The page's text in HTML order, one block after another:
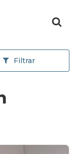
Filtrar